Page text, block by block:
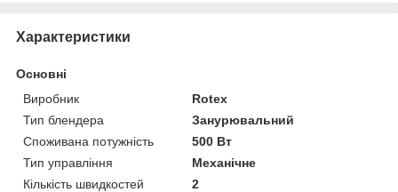
Характеристики
Основні
Виробник
Rotex
Тип блендера
Занурювальний
Споживана потужність
500 Вт
Тип управління
Механічне
Кількість швидкостей
2